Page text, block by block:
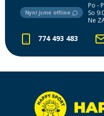
Nyní jsme offline
Po -
So
Ne
774 493 483